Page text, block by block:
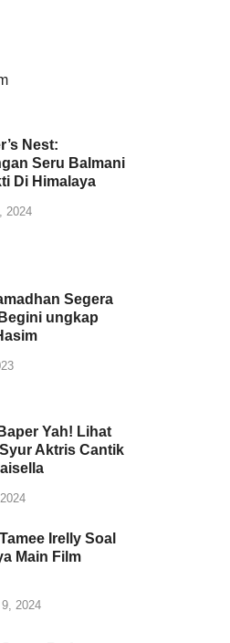
Nest:
Seru Balmani
Di Himalaya
2024
Segera
ungkap
Yah! Lihat
Aktris Cantik
Irelly Soal
Main Film
2024